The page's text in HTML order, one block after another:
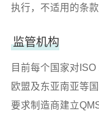
执行，不适用的条款
监管机构
目前每个国家对
欧盟及东亚南亚等
要求制造商建立